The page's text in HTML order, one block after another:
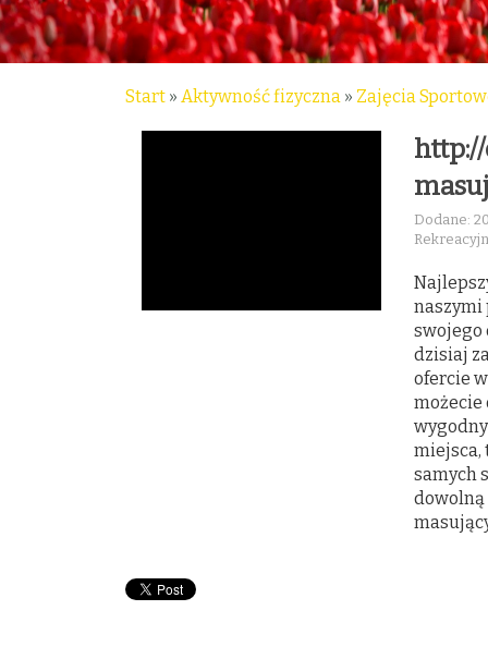
Start » Aktywność fizyczna » Zajęcia
Dodane:
naszymi
swojego
dzisiaj
ofercie
możecie
miejsca,
samych
dowolną